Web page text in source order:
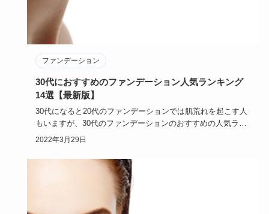
ファンデーション
30代におすすめのファンデーション人気ランキング
14選【最新版】
30代になると20代のファンデーションでは肌荒れを起こす人
もいますが、30代のファンデーションのおすすめの人気ラン
キングに…
2022年3月29日